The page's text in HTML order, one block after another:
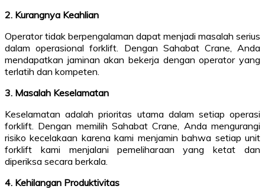
2. Kurangnya Keahlian
Operator tidak berpengalaman dapat menjadi masalah serius
dalam operasional forklift. Dengan Sahabat Crane, Anda
mendapatkan jaminan akan bekerja dengan operator yang
terlatih dan kompeten.
3. Masalah Keselamatan
Keselamatan adalah prioritas utama dalam setiap operasi
forklift. Dengan memilih Sahabat Crane, Anda mengurangi
risiko kecelakaan karena kami menjamin bahwa setiap unit
forklift kami menjalani pemeliharaan yang ketat dan
diperiksa secara berkala.
4. Kehilangan Produktivitas